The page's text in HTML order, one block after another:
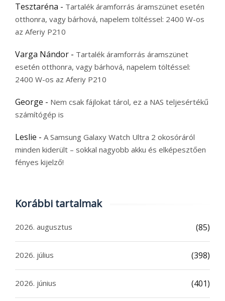
Tesztaréna - Tartalék áramforrás áramszünet esetén
otthonra, vagy bárhová, napelem töltéssel: 2400 W-os
az Aferiy P210
Varga Nándor - Tartalék áramforrás áramszünet
esetén otthonra, vagy bárhová, napelem töltéssel:
2400 W-os az Aferiy P210
George - Nem csak fájlokat tárol, ez a NAS teljesértékű
számítógép is
Leslie - A Samsung Galaxy Watch Ultra 2 okosóráról
minden kiderült – sokkal nagyobb akku és elképesztően
fényes kijelző!
Korábbi tartalmak
2026. augusztus (85)
2026. július (398)
2026. június (401)